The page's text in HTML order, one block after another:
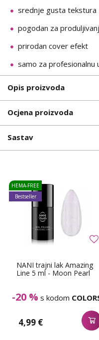
srednje gusta tekstura
pogodan za
prirodan cover efekt
samo za profesionalnu
Opis proizvoda
Ocjena proizvoda
Sastav
NANI trajni lak Amazing
Line 5 ml - Moon Pearl
-20 % s kodom
4,99 €
HEMA-FREE
Bestseller